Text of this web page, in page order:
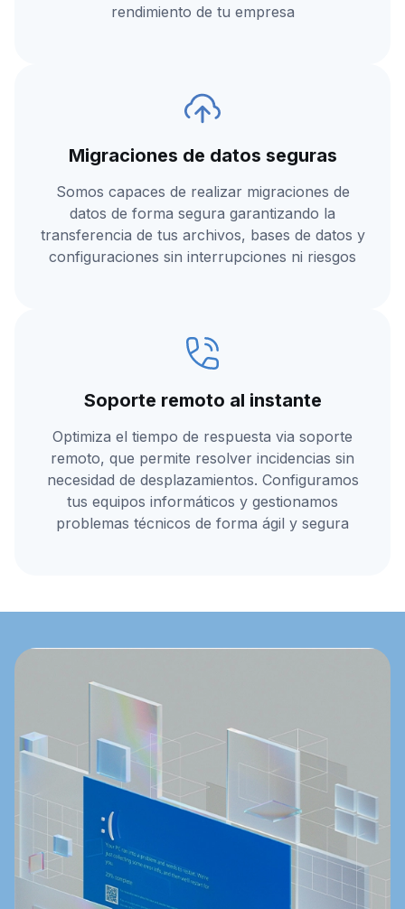
rendimiento de tu empresa
Migraciones de datos seguras
Somos capaces de realizar migraciones de
datos de forma segura garantizando la
transferencia de tus archivos, bases de datos y
configuraciones sin interrupciones ni riesgos
Soporte remoto al instante
Optimiza el tiempo de respuesta via soporte
remoto, que permite resolver incidencias sin
necesidad de desplazamientos. Configuramos
tus equipos informáticos y gestionamos
problemas técnicos de forma ágil y segura